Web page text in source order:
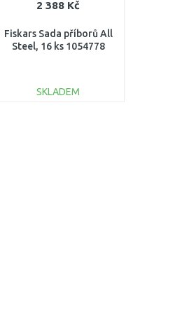
2 388 Kč
Fiskars Sada příborů All
Steel, 16 ks 1054778
SKLADEM